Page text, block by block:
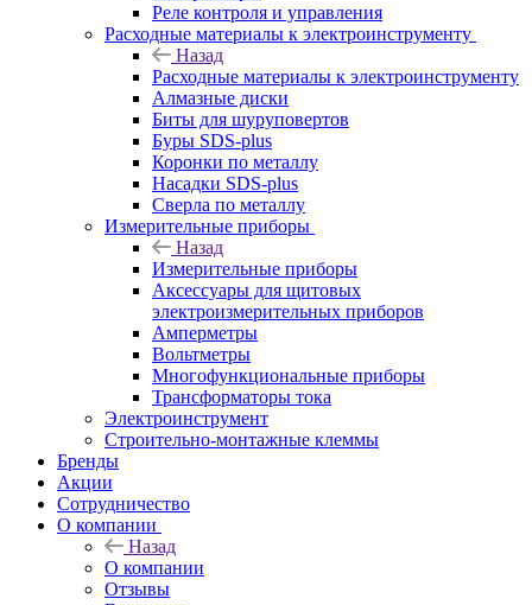
Реле контроля и управления
Расходные материалы к электроинструменту
Назад
Расходные материалы к электроинструменту
Алмазные диски
Биты для шуруповертов
Буры SDS-plus
Коронки по металлу
Насадки SDS-plus
Сверла по металлу
Измерительные приборы
Назад
Измерительные приборы
Аксессуары для щитовых
электроизмерительных приборов
Амперметры
Вольтметры
Многофункциональные приборы
Трансформаторы тока
Электроинструмент
Строительно-монтажные клеммы
Бренды
Акции
Сотрудничество
О компании
Назад
О компании
Отзывы